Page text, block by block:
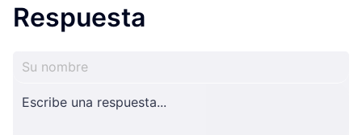
Respuesta